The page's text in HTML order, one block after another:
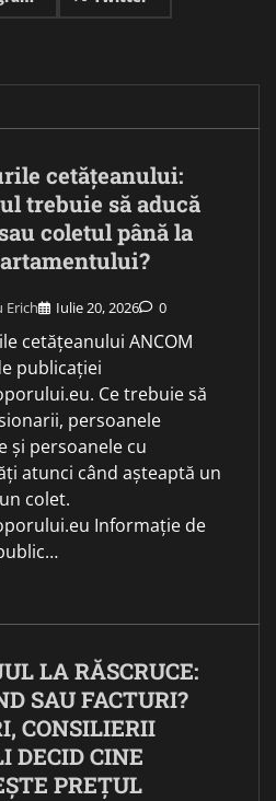
cetățeanului:
trebuie să aducă
coletul până la
Erich Iulie 20, 2026 0
cetățeanului ANCOM
publicației
Ce trebuie să
persoanele
și persoanele cu
atunci când așteaptă un
colet.
Informație de
LA RĂSCRUCE:
SAU FACTURI?
CONSILIERII
DECID CINE
PREȚUL